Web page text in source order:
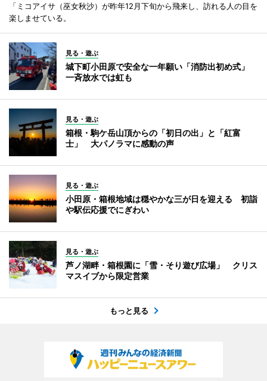
「ミコアイサ（巫女秋沙）が昨年12月下旬から飛来し、訪れる人の目を
楽しませている。
見る・遊ぶ
城下町小田原で安全な一年願い「消防出初め式」
一斉放水では虹も
見る・遊ぶ
箱根・駒ケ岳山頂からの「初日の出」と「紅富
士」 大パノラマに感動の声
見る・遊ぶ
小田原・箱根地域は穏やかな三が日を迎える 初詣
や駅伝応援でにぎわい
見る・遊ぶ
芦ノ湖畔・箱根園に「雪・そり遊び広場」 クリス
マスイブから限定営業
もっと見る